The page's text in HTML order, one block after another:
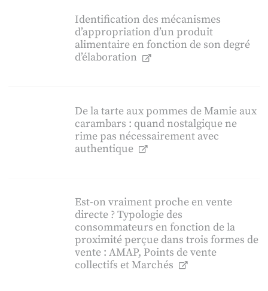
Identification des mécanismes
d’appropriation d’un produit
alimentaire en fonction de son degré
d’élaboration
De la tarte aux pommes de Mamie aux
carambars : quand nostalgique ne
rime pas nécessairement avec
authentique
Est-on vraiment proche en vente
directe ? Typologie des
consommateurs en fonction de la
proximité perçue dans trois formes de
vente : AMAP, Points de vente
collectifs et Marchés